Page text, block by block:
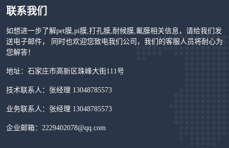
联系我们
如想进一步了解pet膜,pi膜,打孔膜,耐候膜,氟膜相关信息，请给我们发
送电子邮件， 同时也欢迎您致电我们公司，我们的客服人员将耐心为
您解答！
地址：石家庄市高新区珠峰大街111号
技术联系人：张经理 13048785573
业务联系人：张经理 13048785573
企业邮箱：2229402078@qq.com